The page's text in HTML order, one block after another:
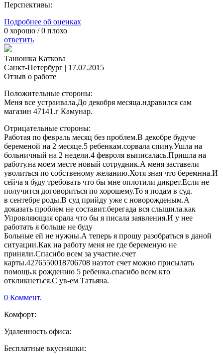
Перспективы:
Подробнее об оценках
0 хорошо /0 плохо
ответить
Танюшка Каткова
Санкт-Петербург | 17.07.2015
Отзыв о работе
Положительные стороны:
Меня все устраивала.До декобря месяца.ндравился сам
магазин 47141.г Камунар.
Отрицательные стороны:
Работая по февраль месяц без проблем.В декобре будуче
беременой на 2 месяце.5 ребенкам.сорвала спину.Ушла на
больничный на 2 недели.4 февроля выписалась.Пришла на
работу.на моем месте новый сотрудник.А меня заставели
уволиться по собственому желанию.Хотя зная что беремнна.И
сейча я буду требовать что бы мне оплотили дикрет.Если не
получится договориться по хорошему.То я подам в суд.
в сентебре роды.В суд прийду уже с новорожденым.А
доказать проблем не составит.берегада вся слышила.как
Упровляющия орала что бы я писала заявления.И у нее
работать я больше не буду
Больные ей не нужны.А теперь я прошу разобраться в даной
ситуации.Как на работу меня не где беременую не
приняли.Спасибо всем за участие.счет
карты.4276550018706708 наэтот счет можно присылать
помощь.к рождению 5 ребенка.спасибо всем кто
откликнеться.С ув-ем Татьяна.
0 Коммент.
Комфорт:
Удаленность офиса:
Бесплатные вкусняшки: